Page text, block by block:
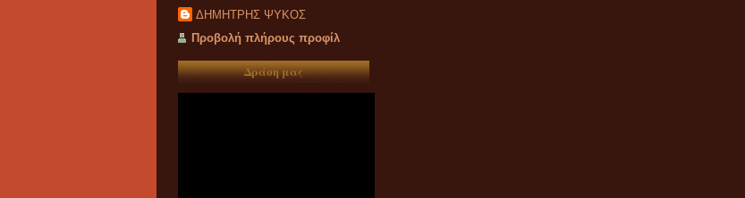
ΔΗΜΗΤΡΗΣ ΨΥΚΟΣ
Προβολή πλήρους προφίλ
Δράση μας